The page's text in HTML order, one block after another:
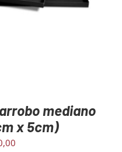
mediano
x 5cm)